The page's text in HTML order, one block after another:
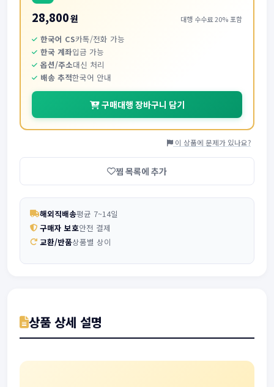
28,800원 대행 수수료 20% 포함
한국어 CS카톡/전화 가능
한국 계좌입금 가능
옵션/주소대신 처리
배송 추적한국어 안내
구매대행 장바구니 담기
이 상품에 문제가 있나요?
찜 목록에 추가
해외직배송평균 7~14일
구매자 보호안전 결제
교환/반품상품별 상이
상품 상세 설명